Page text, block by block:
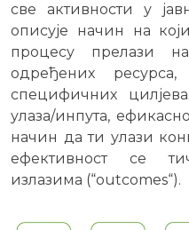
све активности у
описује начин на
процесу прелази
одређених
специфичних
улаза/инпута,
начин да ти улази
ефективност се
излазима (“outcomes“).